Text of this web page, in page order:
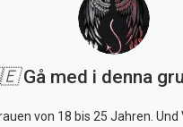
Gå med i denna
von 18 bis 25 Jahren.